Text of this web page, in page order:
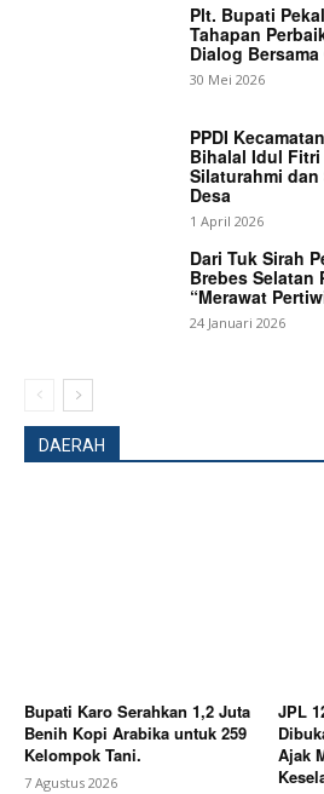
News
Magazine
Plt. Bupati
Tahapan
Dialog
30 Mei 2026
PPDI
Bihalal Idul Fitri
Silaturahmi
Desa
1 April 2026
Dari Tuk Sirah
Brebes Selatan
“Merawat
24 Januari 2026
DAERAH
Bupati Karo Serahkan 1,2 Juta
Benih Kopi Arabika untuk 259
Kelompok Tani.
7 Agustus 2026
JPL
Ajak